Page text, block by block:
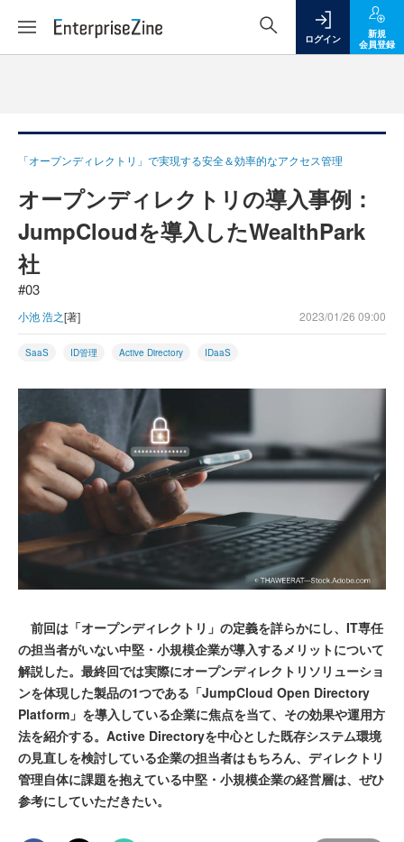
ログイン
新規
会員登録
「オープンディレクトリ」で実現する安全＆効率的なアクセス管理
オープンディレクトリの導入事例：
JumpCloudを導入したWealthPark
社
#03
小池 浩之[著] 2023/01/26 09:00
SaaS ID管理 Active Directory IDaaS
前回は「オープンディレクトリ」の定義を詳らかにし、IT専任
の担当者がいない中堅・小規模企業が導入するメリットについて
解説した。最終回では実際にオープンディレクトリソリューショ
ンを体現した製品の1つである「JumpCloud Open Directory
Platform」を導入している企業に焦点を当て、その効果や運用方
法を紹介する。Active Directoryを中心とした既存システム環境
の見直しを検討している企業の担当者はもちろん、ディレクトリ
管理自体に課題を抱えている中堅・小規模企業の経営層は、ぜひ
参考にしていただきたい。